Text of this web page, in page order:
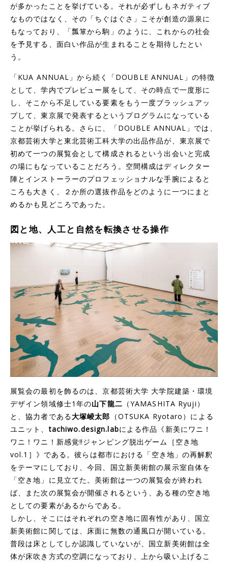
が多かったことを挙げている。それが必ずしもネガティブ
なものではなく、その「ちぐはぐさ」こそが創造の源泉に
もなっており、「瓢箪から駒」のように、これからの社会
を予見する、面白い作品が生まれることを期待したとい
う。
「KUA ANNUAL」から続く「DOUBLE ANNUAL」の特徴
として、学内でプレビュー展をして、その時点で一度形に
し、そこから不足している要素をもう一度ブラッシュアッ
プして、東京展で発表するというプログラムになっている
ことが挙げられる。さらに、「DOUBLE ANNUAL」では、
京都芸術大学と東北芸術工科大学の出品作品が、東京展で
初めて一つの展覧会として構成されるという出会いと完成
の場にもなっていることだろう。空間構成はディレクター
陣とインストーラーのプロフェッショナルな手腕によると
ころも大きく、２か所の選抜作品をどのように一つにまと
めるかも見どころであった。
図と地、人工と自然を転換させる操作
展覧会の最初を飾るのは、京都芸術大学 大学院建築・環境
デザイン領域修士1年の山下龍二 （YAMASHITA Ryuji）
と、協力者である大塚崚太郎 （OTSUKA Ryotaro）による
ユニット、tachiwo.design.labによる作品《新美にワニ！
ワニ！ワニ！新感覚‼ジャンピング脱出ゲーム［空き地
vol.1］》である。彼らは都市における「空き地」の再解釈
をテーマにしており、今回、国立新美術館の展示室自体を
「空き地」に見立てた。美術館は一つの展覧会が終われ
ば、また次の展覧会が開催されるという、ある種の空き地
としての要素があるからである。
しかし、そこにはそれぞれの空き地に固有性があり、国立
新美術館に関しては、床面に無数の通風口が開いている。
普段は床としてしか認識していないが、国立新美術館は全
体が床吹き方式の空調になっており、上から吸い上げるこ